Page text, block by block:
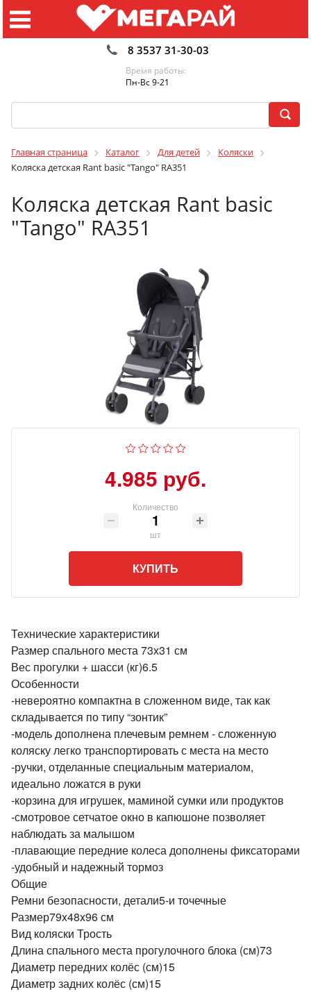
8 3537 31-30-03
Время работы:
Пн-Вс 9-21
Главная страница Каталог Для детей
Коляски
Коляска детская Rant basic "Tango" RA351
Коляска детская Rant basic
"Tango" RA351
4.985 руб.
Количество
шт
КУПИТЬ
Технические характеристики
Размер спального места 73х31 см
Вес прогулки + шасси (кг)6.5
Особенности
-невероятно компактна в сложенном виде, так как
складывается по типу “зонтик”
-модель дополнена плечевым ремнем - сложенную
коляску легко транспортировать с места на место
-ручки, отделанные специальным материалом,
идеально ложатся в руки
-корзина для игрушек, маминой сумки или продуктов
-смотровое сетчатое окно в капюшоне позволяет
наблюдать за малышом
-плавающие передние колеса дополнены фиксаторами
-удобный и надежный тормоз
Общие
Ремни безопасности, детали5-и точечные
Размер79x48x96 см
Вид коляски Трость
Длина спального места прогулочного блока (см)73
Диаметр передних колёс (см)15
Диаметр задних колёс (см)15